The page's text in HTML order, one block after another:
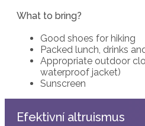
What to bring?
Good shoes for hiking
Packed lunch, drinks
Appropriate outdoor
waterproof jacket)
Sunscreen
Efektivní altruismus